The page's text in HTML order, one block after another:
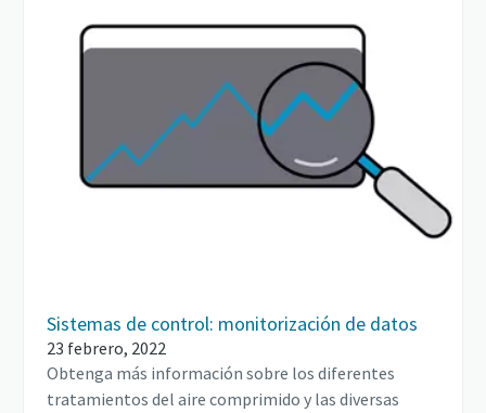
Sistemas de control: monitorización de datos
23 febrero, 2022
Obtenga más información sobre los diferentes
tratamientos del aire comprimido y las diversas